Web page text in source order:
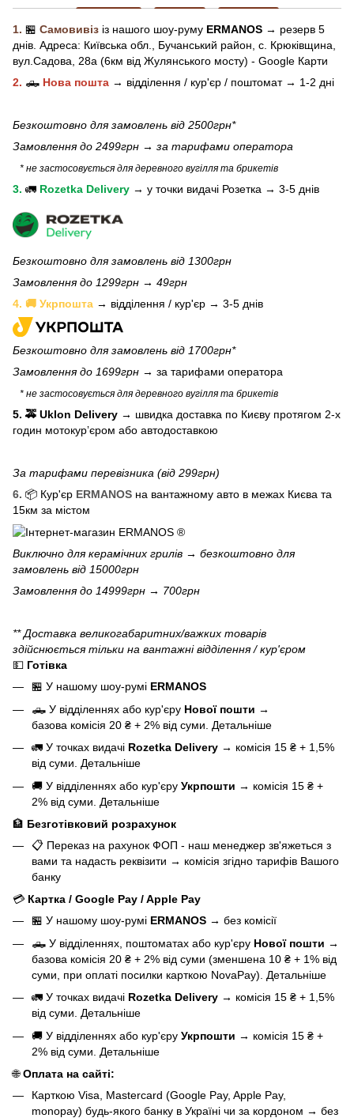
1. 🏪 Самовивіз із нашого шоу-руму ERMANOS → резерв 5
днів. Адреса: Київська обл.,
Бучанський район, с. Крюківщина,
вул.Садова, 28а (6км від Жулянського мосту) - Google Карти
2. 🛻 Нова пошта → відділення / кур'єр / поштомат → 1-2 дні
Безкоштовно для замовлень від 2500грн*
Замовлення до 2499грн → за тарифами оператора
* не застосовується для деревного вугілля та брикетів
3. 🚛 Rozetka Delivery → у точки видачі Розетка → 3-5 днів
Безкоштовно для замовлень від 1300грн
Замовлення до 1299грн → 49грн
4. 🚚 Укрпошта → відділення / кур'єр → 3-5 днів
Безкоштовно для замовлень від 1700грн*
Замовлення до 1699грн → за тарифами оператора
* не застосовується для деревного вугілля та брикетів
5. 🚕 Uklon Delivery → швидка доставка по Києву протягом 2-х
годин мотокурʼєром або автодоставкою
За тарифами перевізника (від 299грн)
6. 📦 Кур'єр ERMANOS на вантажному авто в межах Києва та
15км за містом
Виключно длякерамічних грилів → безкоштовно для
замовлень від 15000грн
Замовлення до 14999грн → 700грн
** Доставка великогабаритних/важких товарів
здійснюється тільки на вантажні відділення / кур'єром
💵 Готівка
🏪 У нашому шоу-румі ERMANOS
🛻 У відділеннях або кур'єру Нової пошти →
базова комісія 20 ₴ + 2% від суми. Детальніше
🚛 У точках видачі Rozetka Delivery → комісія 15 ₴ + 1,5%
від суми. Детальніше
🚚 У відділеннях або кур'єру Укрпошти → комісія 15 ₴ +
2% від суми. Детальніше
🏦 Безготівковий розрахунок
📋 Переказ на рахунок ФОП - наш менеджер зв'яжеться з
вами та надасть реквізити → комісія згідно тарифів Вашого
банку
💳 Картка / Google Pay / Apple Pay
🏪 У нашому шоу-румі ERMANOS → без комісії
🛻 У відділеннях, поштоматах або кур'єру Нової пошти →
базова комісія 20 ₴ + 2% від суми (зменшена 10 ₴ + 1% від
суми, при оплаті посилки карткою NovaPay). Детальніше
🚛 У точках видачі Rozetka Delivery → комісія 15 ₴ + 1,5%
від суми. Детальніше
🚚 У відділеннях або кур'єру Укрпошти → комісія 15 ₴ +
2% від суми. Детальніше
🌐Оплата на сайті:
Карткою Visa, Mastercard (Google Pay, Apple Pay,
monopay) будь-якого банку в Україні чи за кордоном → без